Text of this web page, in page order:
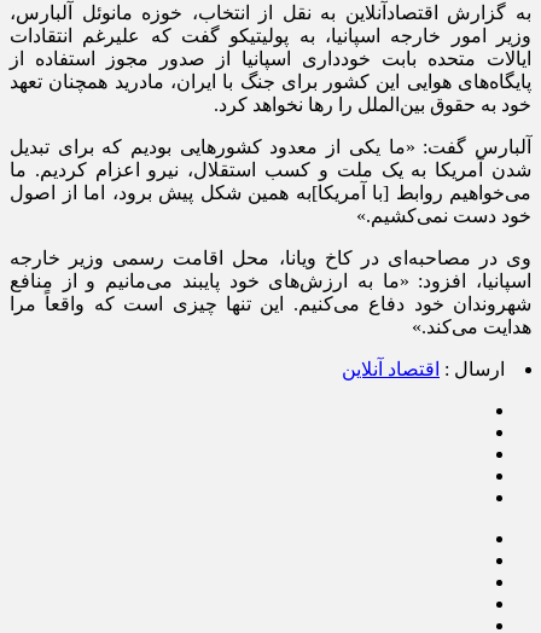
به گزارش اقتصادآنلاین به نقل از انتخاب، خوزه مانوئل آلبارس،
وزیر امور خارجه اسپانیا، به پولیتیکو گفت که علیرغم انتقادات
ایالات متحده بابت خودداری اسپانیا از صدور مجوز استفاده از
پایگاه‌های هوایی این کشور برای جنگ با ایران، مادرید همچنان تعهد
خود به حقوق بین‌الملل را رها نخواهد کرد.
آلبارس گفت: «ما یکی از معدود کشور‌هایی بودیم که برای تبدیل
شدن آمریکا به یک ملت و کسب استقلال، نیرو اعزام کردیم. ما
می‌خواهیم روابط [با آمریکا]به همین شکل پیش برود، اما از اصول
خود دست نمی‌کشیم.»
وی در مصاحبه‌ای در کاخ ویانا، محل اقامت رسمی وزیر خارجه
اسپانیا، افزود: «ما به ارزش‌های خود پایبند می‌مانیم و از منافع
شهروندان خود دفاع می‌کنیم. این تنها چیزی است که واقعاً مرا
هدایت می‌کند.»
ارسال : اقتصاد آنلاین